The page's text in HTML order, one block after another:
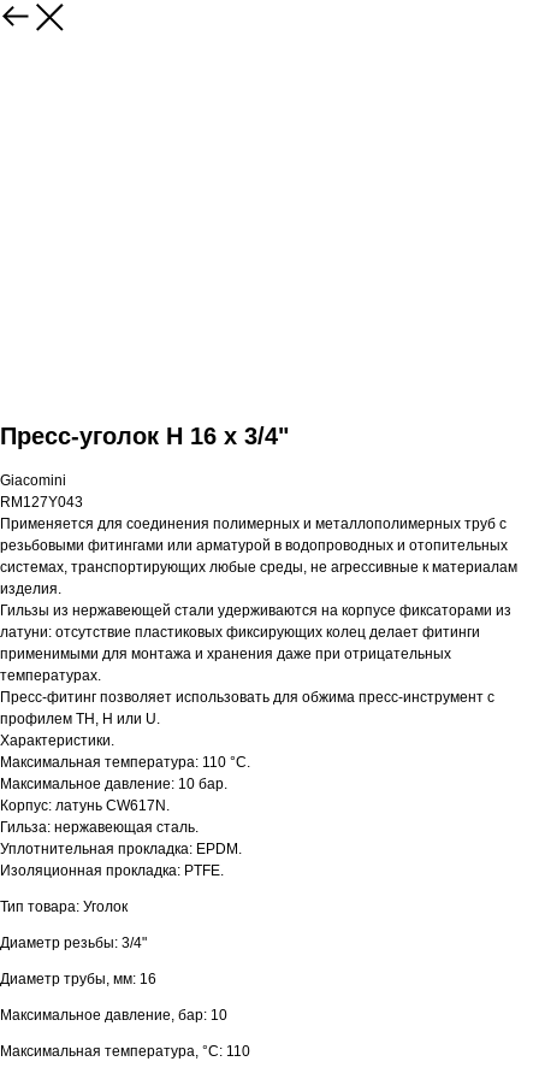
Пресс-уголок Н 16 x 3/4"
Giacomini
RM127Y043
Применяется для соединения полимерных и металлополимерных труб с
резьбовыми фитингами или арматурой в водопроводных и отопительных
системах, транспортирующих любые среды, не агрессивные к материалам
изделия.
Гильзы из нержавеющей стали удерживаются на корпусе фиксаторами из
латуни: отсутствие пластиковых фиксирующих колец делает фитинги
применимыми для монтажа и хранения даже при отрицательных
температурах.
Пресс-фитинг позволяет использовать для обжима пресс-инструмент с
профилем TH, H или U.
Характеристики.
Максимальная температура: 110 °С.
Максимальное давление: 10 бар.
Корпус: латунь CW617N.
Гильза: нержавеющая сталь.
Уплотнительная прокладка: EPDM.
Изоляционная прокладка: PTFE.
Тип товара: Уголок
Диаметр резьбы: 3/4"
Диаметр трубы, мм: 16
Максимальное давление, бар: 10
Максимальная температура, °С: 110